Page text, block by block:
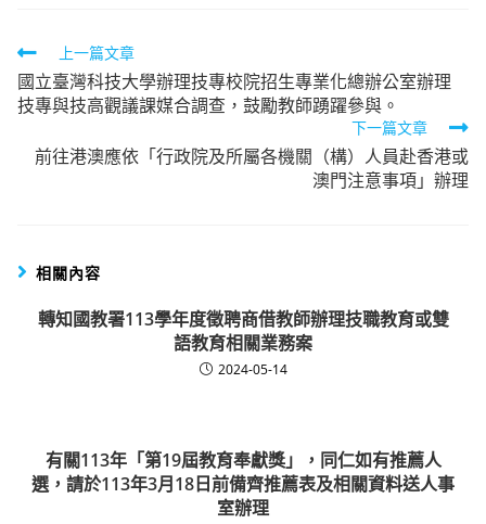
Read
more
articles
上一篇文章
國立臺灣科技大學辦理技專校院招生專業化總辦公室辦理
技專與技高觀議課媒合調查，鼓勵教師踴躍參與。
下一篇文章
前往港澳應依「行政院及所屬各機關（構）人員赴香港或
澳門注意事項」辦理
相關內容
轉知國教署113學年度徵聘商借教師辦理技職教育或雙
語教育相關業務案
2024-05-14
有關113年「第19屆教育奉獻獎」，同仁如有推薦人
選，請於113年3月18日前備齊推薦表及相關資料送人事
室辦理